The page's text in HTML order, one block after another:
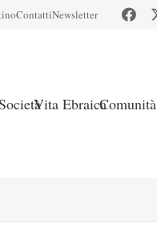
ContattiNewsletter
Vita EbraicaComunità